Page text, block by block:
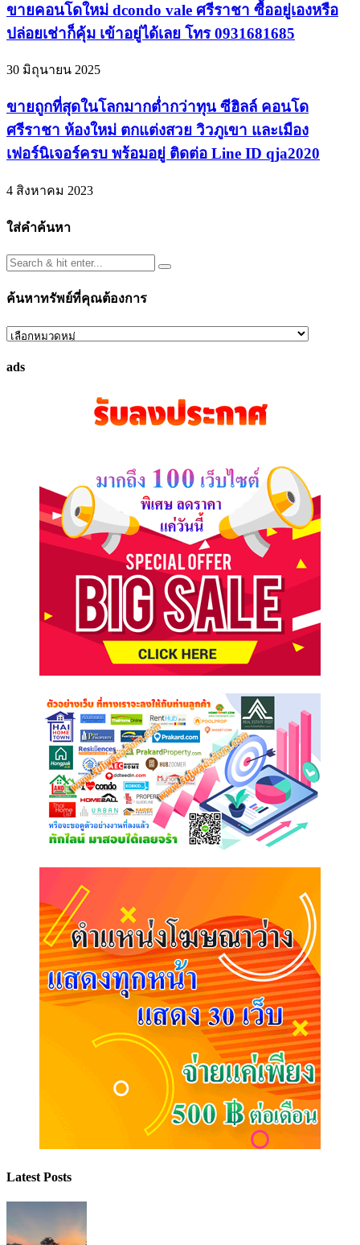
ขายคอนโดใหม่ dcondo vale ศรีราชา ซื้ออยู่เองหรือ
ปล่อยเช่าก็คุ้ม เข้าอยู่ได้เลย โทร 0931681685
30 มิถุนายน 2025
ขายถูกที่สุดในโลกมากต่ำกว่าทุน ซีฮิลล์ คอนโด
ศรีราชา ห้องใหม่ ตกแต่งสวย วิวภูเขา และเมือง
เฟอร์นิเจอร์ครบ พร้อมอยู่ ติดต่อ Line ID qja2020
4 สิงหาคม 2023
ใส่คำค้นหา
ค้นหาทรัพย์ที่คุณต้องการ
ค้นหา
ที่
ads
Latest Posts